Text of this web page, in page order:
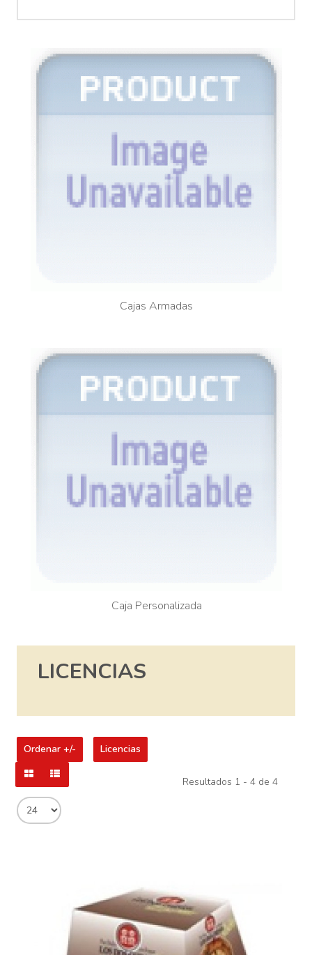
Cajas Armadas
Caja Personalizada
LICENCIAS
Ordenar +/- Licencias
Resultados 1 - 4 de 4